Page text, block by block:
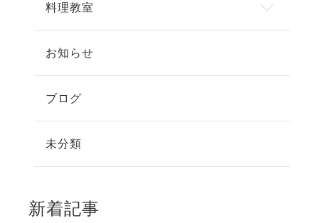
料理教室
お知らせ
ブログ
未分類
新着記事